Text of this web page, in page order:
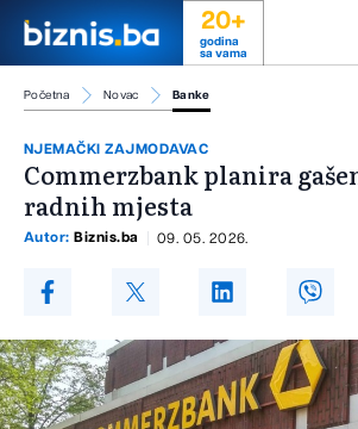
20+
godina
sa vama
Početna Novac Banke
NJEMAČKI ZAJMODAVAC
Commerzbank planira
radnih mjesta
Autor: Biznis.ba 09. 05. 2026.